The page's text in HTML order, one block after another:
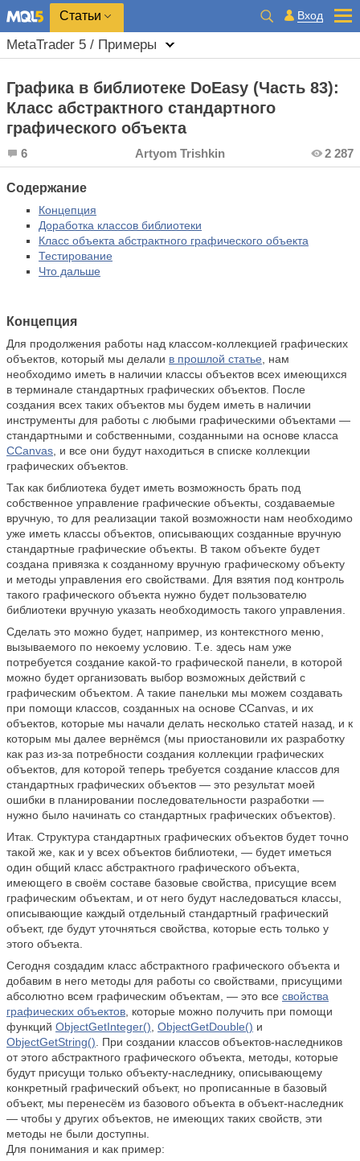
Статьи Вход
MetaTrader 5 / Примеры
Графика в библиотеке DoEasy (Часть 83):
Класс абстрактного стандартного
графического объекта
6 Artyom Trishkin 2 287
Содержание
Концепция
Доработка классов библиотеки
Класс объекта абстрактного графического объекта
Тестирование
Что дальше
Концепция
Для продолжения работы над классом-коллекцией графических
объектов, который мы делали в прошлой статье , нам
необходимо иметь в наличии классы объектов всех имеющихся
в терминале стандартных графических объектов. После
создания всех таких объектов мы будем иметь в наличии
инструменты для работы с любыми графическими объектами —
стандартными и собственными, созданными на основе класса
CCanvas , и все они будут находиться в списке коллекции
графических объектов.
Так как библиотека будет иметь возможность брать под
собственное управление графические объекты, создаваемые
вручную, то для реализации такой возможности нам необходимо
уже иметь классы объектов, описывающих созданные вручную
стандартные графические объекты. В таком объекте будет
создана привязка к созданному вручную графическому объекту
и методы управления его свойствами. Для взятия под контроль
такого графического объекта нужно будет пользователю
библиотеки вручную указать необходимость такого управления.
Сделать это можно будет, например, из контекстного меню,
вызываемого по некоему условию. Т.е. здесь нам уже
потребуется создание какой-то графической панели, в которой
можно будет организовать выбор возможных действий с
графическим объектом. А такие панельки мы можем создавать
при помощи классов, созданных на основе CCanvas, и их
объектов, которые мы начали делать несколько статей назад, и к
которым мы далее вернёмся (мы приостановили их разработку
как раз из-за потребности создания коллекции графических
объектов, для которой теперь требуется создание классов для
стандартных графических объектов — это результат моей
ошибки в планировании последовательности разработки —
нужно было начинать со стандартных графических объектов).
Итак. Структура стандартных графических объектов будет точно
такой же, как и у всех объектов библиотеки, — будет иметься
один общий класс абстрактного графического объекта,
имеющего в своём составе базовые свойства, присущие всем
графическим объектам, и от него будут наследоваться классы,
описывающие каждый отдельный стандартный графический
объект, где будут уточняться свойства, которые есть только у
этого объекта.
Сегодня создадим класс абстрактного графического объекта и
добавим в него методы для работы со свойствами, присущими
абсолютно всем графическим объектам, — это все свойства
графических объектов , которые можно получить при помощи
функций ObjectGetInteger() ObjectGetDouble() и
ObjectGetString() . При создании классов объектов-наследников
от этого абстрактного графического объекта, методы, которые
будут присущи только объекту-наследнику, описывающему
конкретный графический объект, но прописанные в базовый
объект, мы перенесём из базового объекта в объект-наследник
— чтобы у других объектов, не имеющих таких свойств, эти
методы не были доступны.
Для понимания и как пример: